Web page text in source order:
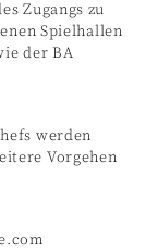
Zugangs zu
Spielhallen
der BA
werden
Vorgehen